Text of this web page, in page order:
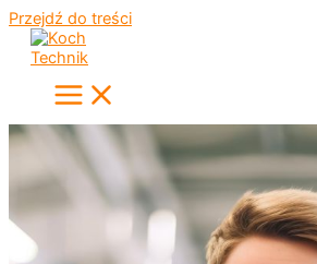
Przejdź do treści